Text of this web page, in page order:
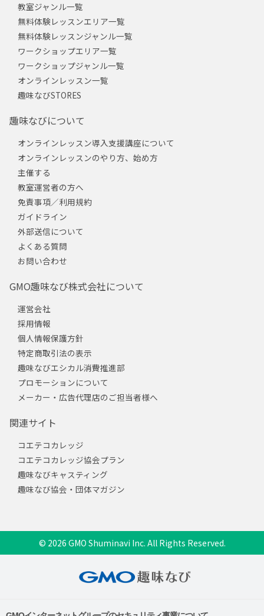
教室ジャンル一覧
無料体験レッスンエリア一覧
無料体験レッスンジャンル一覧
ワークショップエリア一覧
ワークショップジャンル一覧
オンラインレッスン一覧
趣味なびSTORES
趣味なびについて
オンラインレッスン導入支援講座について
オンラインレッスンのやり方、始め方
主催する
教室運営者の方へ
免責事項／利用規約
ガイドライン
外部送信について
よくある質問
お問い合わせ
GMO趣味なび株式会社について
運営会社
採用情報
個人情報保護方針
特定商取引法の表示
趣味なびエシカル消費推進部
プロモーションについて
メーカー・広告代理店のご担当者様へ
関連サイト
コエテコカレッジ
コエテコカレッジ協会プラン
趣味なびキャスティング
趣味なび協会・団体マガジン
© 2026 GMO Shuminavi Inc. All Rights Reserved.